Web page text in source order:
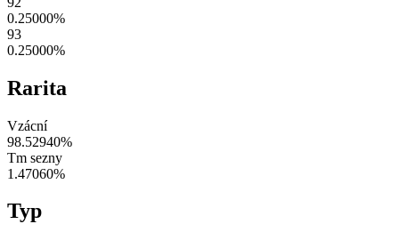
0.25000%
93
0.25000%
Rarita
Vzácní
98.52940%
Tm sezny
1.47060%
Typ